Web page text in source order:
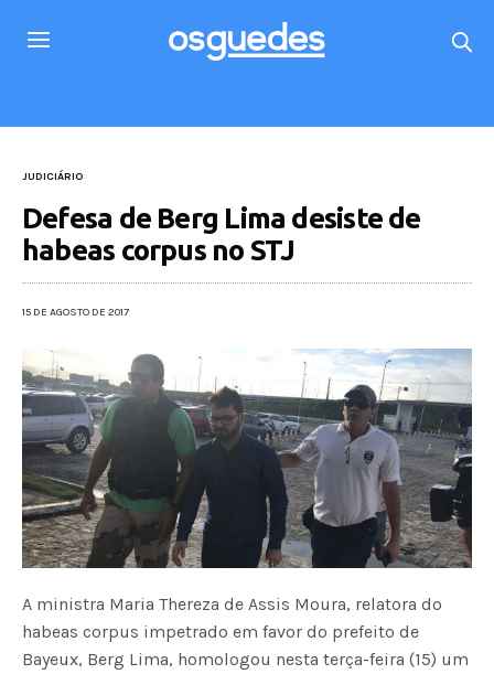
JUDICIÁRIO
Defesa de Berg Lima desiste de
habeas corpus no STJ
15 DE AGOSTO DE 2017
A ministra Maria Thereza de Assis Moura, relatora do
habeas corpus impetrado em favor do prefeito de
Bayeux, Berg Lima, homologou nesta terça-feira (15) um